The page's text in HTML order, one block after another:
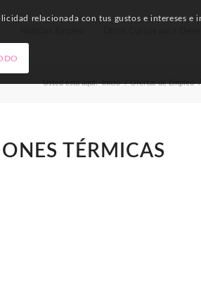
Usted está aquí: Inicio / Ofertas de Empleo /
TÉRMICAS
relacionada con tus gustos e intereses e